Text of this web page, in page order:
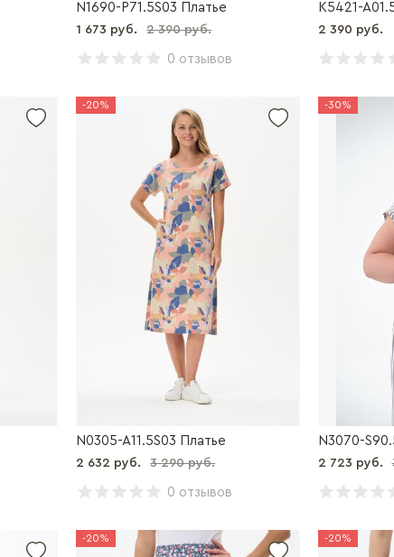
N1690-P71.5S03 Платье
1 673 руб. 2 390 руб.
0 отзывов
K5421-
2 390 руб.
-20%
N0305-A11.5S03 Платье
2 632 руб. 3 290 руб.
0 отзывов
-30%
N3070-
2 723 руб.
-20% -20%